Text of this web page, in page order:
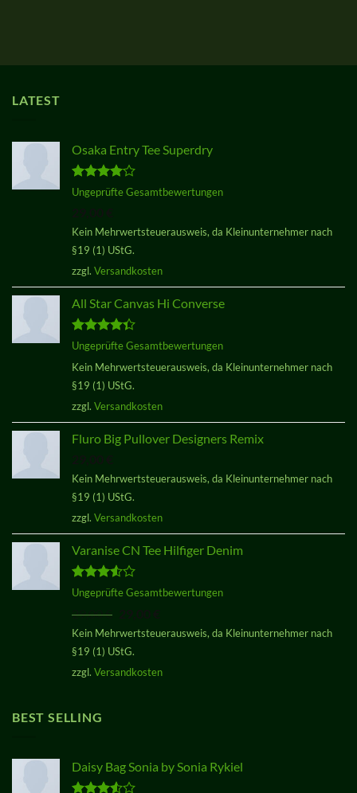
LATEST
Osaka Entry Tee Superdry
Bewertet
mit 4.00
Ungeprüfte Gesamtbewertungen
Kein Mehrwertsteuerausweis, da Kleinunternehmer nach
§19 (1) UStG.
zzgl. Versandkosten
All Star Canvas Hi Converse
Bewertet
von 5
Ungeprüfte Gesamtbewertungen
Kein Mehrwertsteuerausweis, da Kleinunternehmer nach
§19 (1) UStG.
zzgl. Versandkosten
Fluro Big Pullover Designers Remix
Kein Mehrwertsteuerausweis, da Kleinunternehmer nach
§19 (1) UStG.
zzgl. Versandkosten
Varanise CN Tee Hilfiger Denim
Bewertet
von 5
Ungeprüfte Gesamtbewertungen
29,00€
Preis
war:
Preis
Kein Mehrwertsteuerausweis, da Kleinunternehmer nach
§19 (1) UStG.
zzgl. Versandkosten
BEST SELLING
Daisy Bag Sonia by Sonia Rykiel